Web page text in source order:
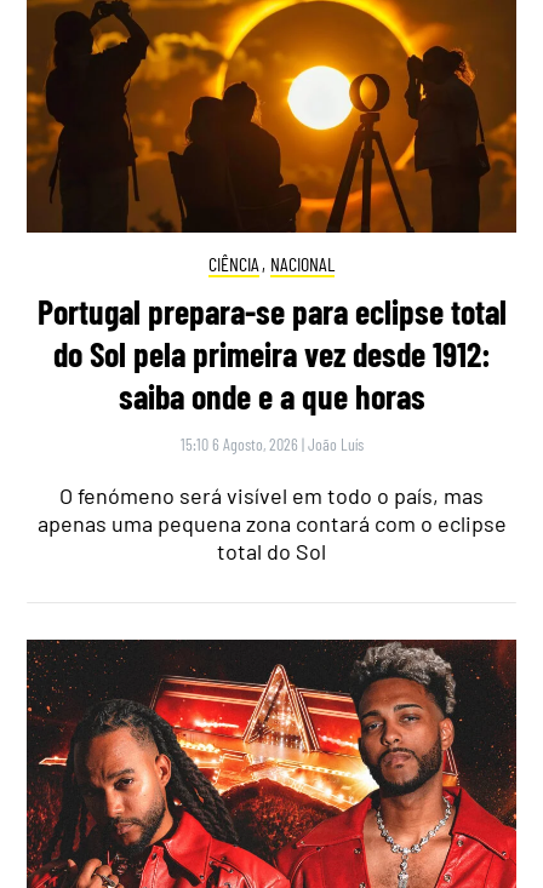
CIÊNCIA , NACIONAL
Portugal prepara-se para eclipse total
do Sol pela primeira vez desde 1912:
saiba onde e a que horas
15:10 6 Agosto, 2026 |João Luís
O fenómeno será visível em todo o país, mas
apenas uma pequena zona contará com o eclipse
total do Sol